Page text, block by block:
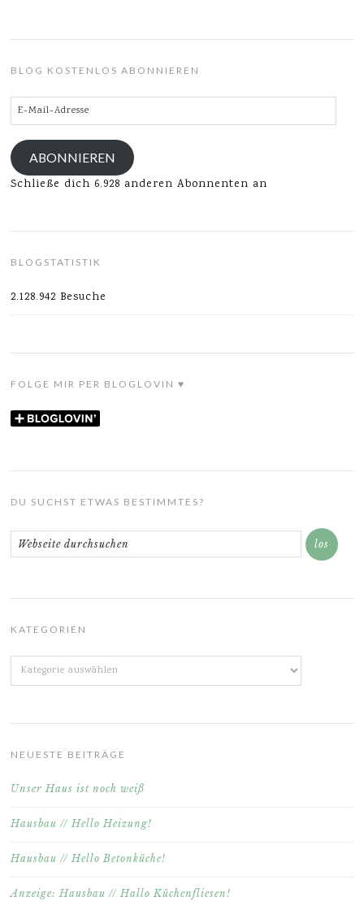
BLOG KOSTENLOS ABONNIEREN
E-
Mail-
Adresse
ABONNIEREN
Schließe dich 6.928 anderen Abonnenten an
BLOGSTATISTIK
2.128.942 Besuche
FOLGE MIR PER BLOGLOVIN ♥
DU SUCHST ETWAS BESTIMMTES?
KATEGORIEN
Kategorien
NEUESTE BEITRÄGE
Unser Haus ist noch weiß
Hausbau // Hello Heizung!
Hausbau // Hello Betonküche!
Anzeige: Hausbau // Hallo Küchenfliesen!